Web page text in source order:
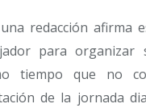
redacción afirma
para organizar
tiempo que no
de la jornada